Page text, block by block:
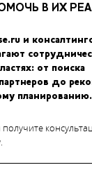
В ИХ
и
от поиска
до
планированию.
получите
технологий